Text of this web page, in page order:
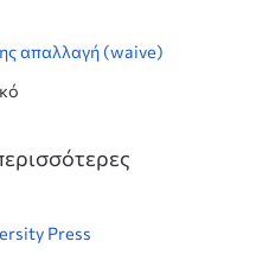
απαλλαγή (waive)
Press